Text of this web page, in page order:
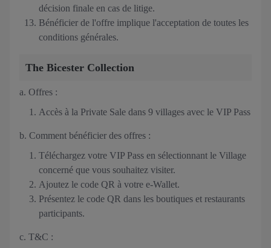
décision finale en cas de litige.
Bénéficier de l'offre implique l'acceptation de toutes les
conditions générales.
The Bicester Collection
a. Offres :
Accès à la Private Sale dans 9 villages avec le VIP Pass
b. Comment bénéficier des offres :
Téléchargez votre VIP Pass en sélectionnant le Village
concerné que vous souhaitez visiter.
Ajoutez le code QR à votre e-Wallet.
Présentez le code QR dans les boutiques et restaurants
participants.
c. T&C :